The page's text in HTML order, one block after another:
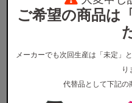
ウェア本体の税込価格です。プリント代金、送
割引適用価格は、早割と学割を併用した場合の
無地注文、バッグ・タオル・キャップ等は、割
ご希望の商品は
メーカーでも次回生産は「未定」
り
代替品として下記の